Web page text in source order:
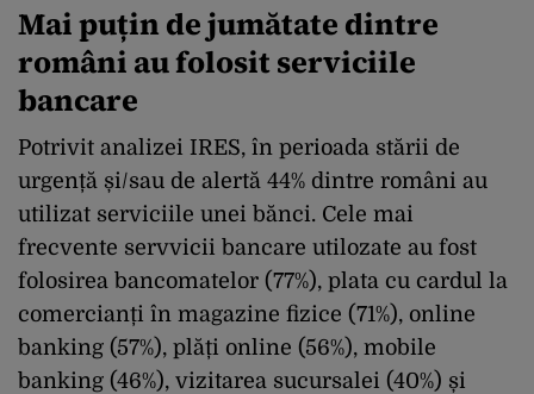
Mai puțin de jumătate dintre
români au folosit serviciile
bancare
Potrivit analizei IRES, în perioada stării de
urgență și/sau de alertă 44% dintre români au
utilizat serviciile unei bănci. Cele mai
frecvente servvicii bancare utilozate au fost
folosirea bancomatelor (77%), plata cu cardul la
comercianți în magazine fizice (71%), online
banking (57%), plăți online (56%), mobile
banking (46%), vizitarea sucursalei (40%) și